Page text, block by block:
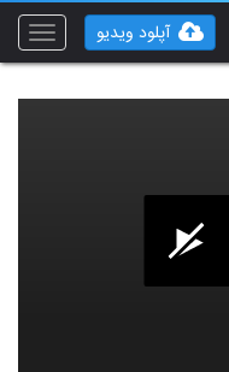
Toggle
آپلود ویدیو